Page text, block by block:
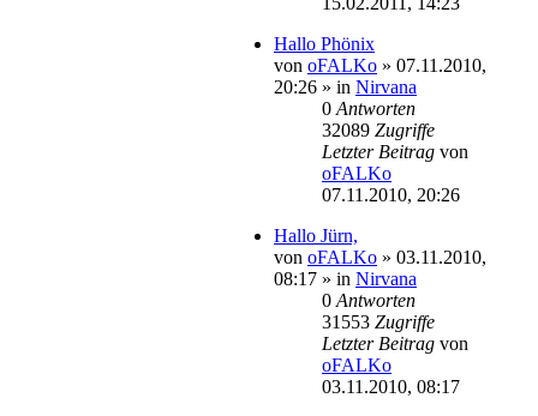
Hallo Phönix
von oFALKo » 07.11.2010,
20:26 » in Nirvana
0 Antworten
32089 Zugriffe
Letzter Beitrag von
oFALKo
07.11.2010, 20:26
Hallo Jürn,
von oFALKo » 03.11.2010,
08:17 » in Nirvana
0 Antworten
31553 Zugriffe
Letzter Beitrag von
oFALKo
03.11.2010, 08:17